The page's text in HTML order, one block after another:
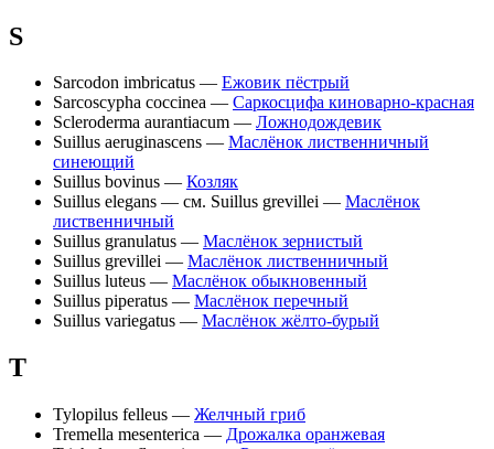
S
Sarcodon imbricatus — Ежовик пёстрый
Sarcoscypha coccinea — Саркосцифа киноварно-красная
Scleroderma aurantiacum — Ложнодождевик
Suillus aeruginascens — Маслёнок лиственничный
синеющий
Suillus bovinus — Козляк
Suillus elegans — см. Suillus grevillei — Маслёнок
лиственничный
Suillus granulatus — Маслёнок зернистый
Suillus grevillei — Маслёнок лиственничный
Suillus luteus — Маслёнок обыкновенный
Suillus piperatus — Маслёнок перечный
Suillus variegatus — Маслёнок жёлто-бурый
T
Tylopilus felleus — Желчный гриб
Tremella mesenterica — Дрожалка оранжевая